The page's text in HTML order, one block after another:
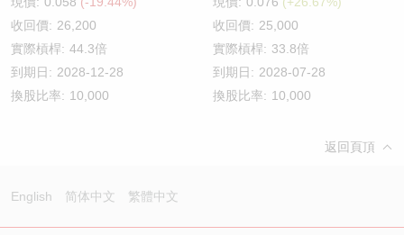
收回價: 26,200
實際槓桿: 44.3倍
到期日: 2028-12-28
換股比率: 10,000
收回價: 25,000
實際槓桿: 33.8倍
到期日: 2028-07-28
換股比率: 10,000
返回頁頂
English 简体中文 繁體中文